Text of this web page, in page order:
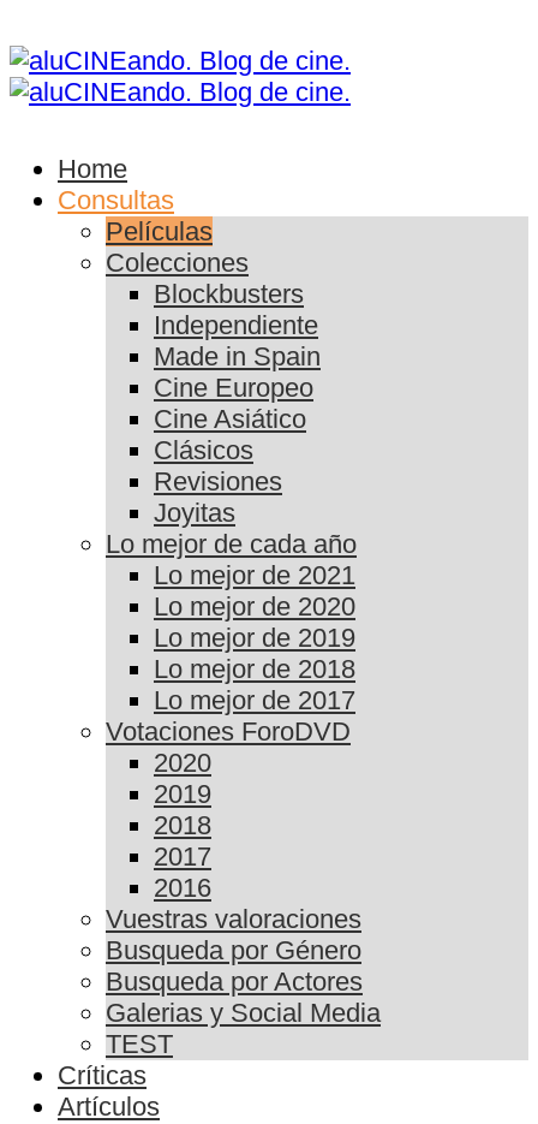
Home
Consultas
Películas
Colecciones
Blockbusters
Independiente
Made in Spain
Cine Europeo
Cine Asiático
Clásicos
Revisiones
Joyitas
Lo mejor de cada año
Lo mejor de 2021
Lo mejor de 2020
Lo mejor de 2019
Lo mejor de 2018
Lo mejor de 2017
Votaciones ForoDVD
2020
2019
2018
2017
2016
Vuestras valoraciones
Busqueda por Género
Busqueda por Actores
Galerias y Social Media
TEST
Críticas
Artículos